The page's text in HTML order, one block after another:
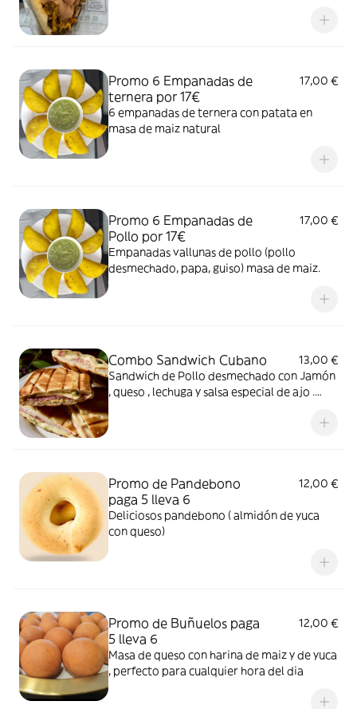
Promo 6 Empanadas de
ternera por 17€
17,00 €
6 empanadas de ternera con patata en
masa de maiz natural
Promo 6 Empanadas de
Pollo por 17€
17,00 €
Empanadas vallunas de pollo (pollo
desmechado, papa, guiso) masa de maiz.
Combo Sandwich Cubano
13,00 €
Sandwich de Pollo desmechado con Jamón
, queso , lechuga y salsa especial de ajo .
Promo de Pandebono
paga 5 lleva 6
12,00 €
Deliciosos pandebono ( almidón de yuca
con queso)
Promo de Buñuelos paga
5 lleva 6
12,00 €
Masa de queso con harina de maiz y de yuca
, perfecto para cualquier hora del dia